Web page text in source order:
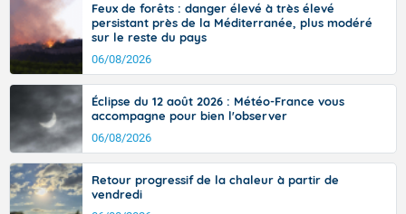
Feux de forêts : danger élevé à très élevé
persistant près de la Méditerranée, plus modéré
sur le reste du pays
06/08/2026
Éclipse du 12 août 2026 : Météo-France vous
accompagne pour bien l'observer
06/08/2026
Retour progressif de la chaleur à partir de
vendredi